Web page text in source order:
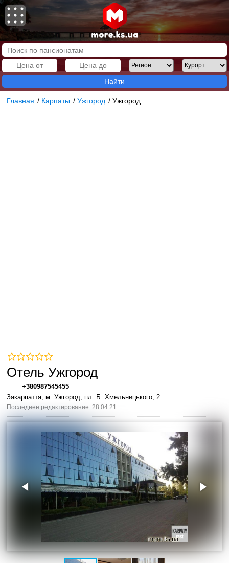
Найти
Главная / Карпаты /Ужгород /Ужгород
Отель Ужгород
+380987545455
Закарпаття, м. Ужгород, пл. Б. Хмельницького, 2
Последнее редактирование: 28.04.21